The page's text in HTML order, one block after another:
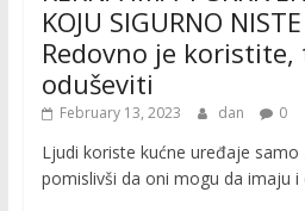
KOJU SIGURNO
Redovno je
oduševiti
February 13, 2023 dan 0
Ljudi koriste kućne uređaje
pomislivši da oni mogu da imaju i